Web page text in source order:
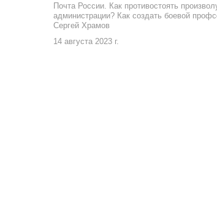
Почта России. Как противостоять
администрации? Как создать боевой
Сергей Храмов
14 августа 2023 г.